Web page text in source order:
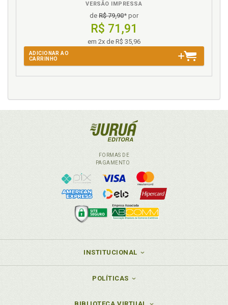
VERSÃO IMPRESSA
de R$ 79,90* por
R$ 71,91
em 2x de R$ 35,96
ADICIONAR AO
CARRINHO
FORMAS DE
PAGAMENTO
INSTITUCIONAL
POLÍTICAS